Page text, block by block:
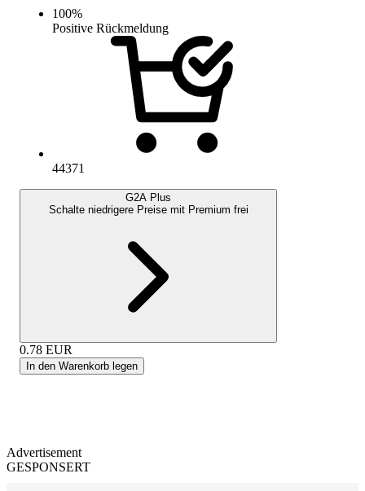
100%
Positive Rückmeldung
44371
G2A Plus
Schalte niedrigere Preise mit Premium frei
0.78 EUR
In den Warenkorb legen
Advertisement
GESPONSERT